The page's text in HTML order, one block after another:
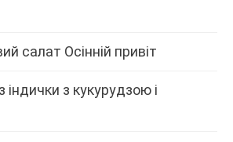
салат Осінній привіт
індички з кукурудзою і